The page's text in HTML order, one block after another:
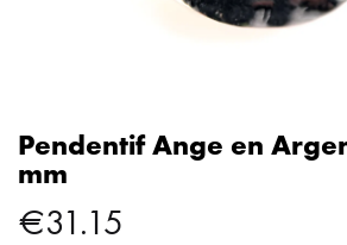
Pendentif Ange en
mm
€31.15